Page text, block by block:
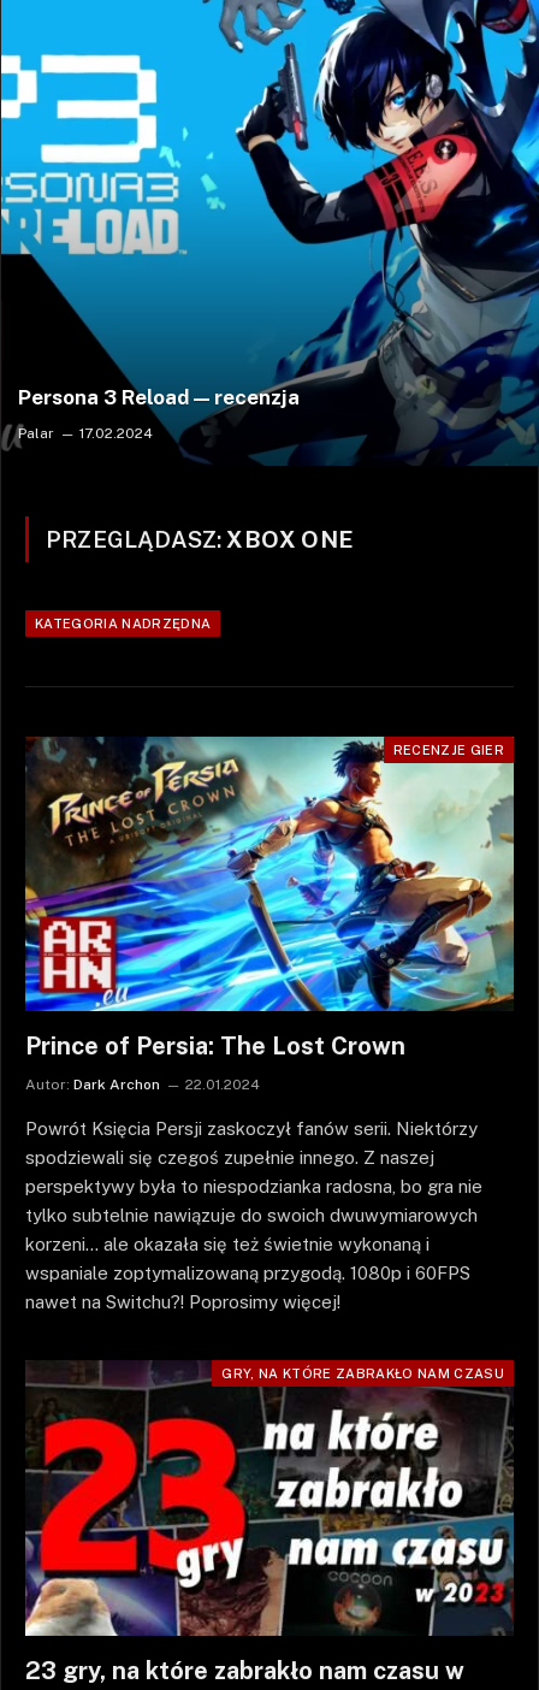
Persona 3 Reload — recenzja
Palar 17.02.2024
PRZEGLĄDASZ: XBOX ONE
KATEGORIA NADRZĘDNA
RECENZJE GIER
Prince of Persia: The Lost Crown
Autor: Dark Archon 22.01.2024
Powrót Księcia Persji zaskoczył fanów serii. Niektórzy
spodziewali się czegoś zupełnie innego. Z naszej
perspektywy była to niespodzianka radosna, bo gra nie
tylko subtelnie nawiązuje do swoich dwuwymiarowych
korzeni… ale okazała się też świetnie wykonaną i
wspaniale zoptymalizowaną przygodą. 1080p i 60FPS
nawet na Switchu?! Poprosimy więcej!
GRY, NA KTÓRE ZABRAKŁO NAM CZASU
23 gry, na które zabrakło nam czasu w